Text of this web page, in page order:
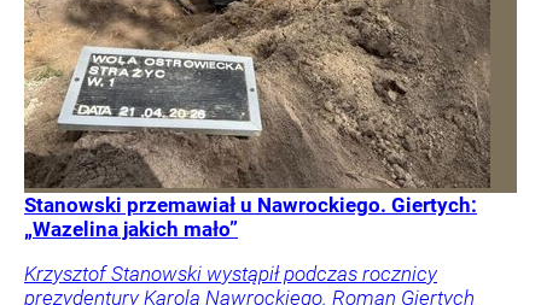
Stanowski przemawiał u Nawrockiego. Giertych:
„Wazelina jakich mało”
Krzysztof Stanowski wystąpił podczas rocznicy
prezydentury Karola Nawrockiego. Roman Giertych